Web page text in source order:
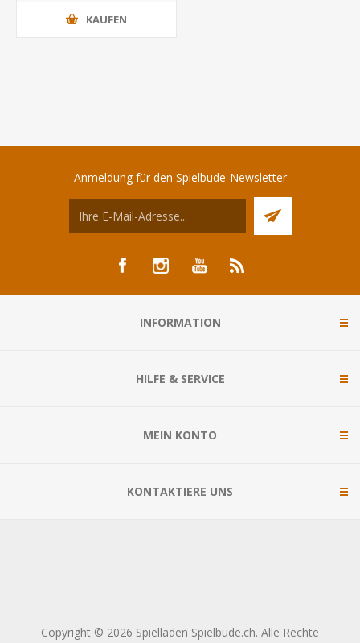
KAUFEN
Anmeldung für den Spielbude-Newsletter
INFORMATION
HILFE & SERVICE
MEIN KONTO
KONTAKTIERE UNS
Copyright © 2026 Spielladen Spielbude.ch. Alle Rechte